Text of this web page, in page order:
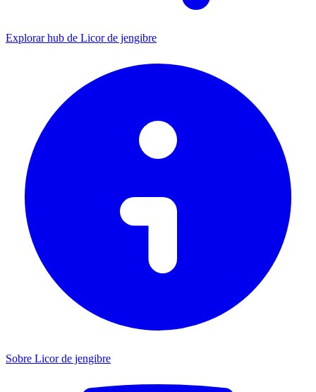
Explorar hub de Licor de jengibre
Sobre Licor de jengibre